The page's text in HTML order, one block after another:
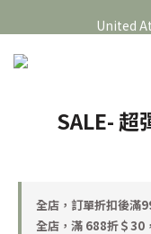
官網限定｜滿
United
官網限定｜滿
SALE- 超
全店，訂單折扣後滿
全店，滿 688折＄